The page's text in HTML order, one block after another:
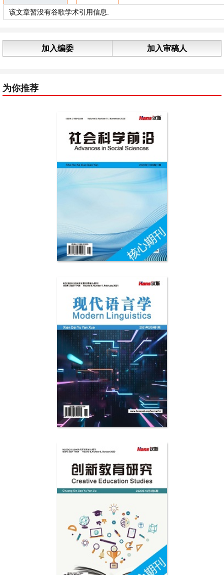
该文章暂没有谷歌学术引用信息.
加入编委 加入审稿人
为你推荐